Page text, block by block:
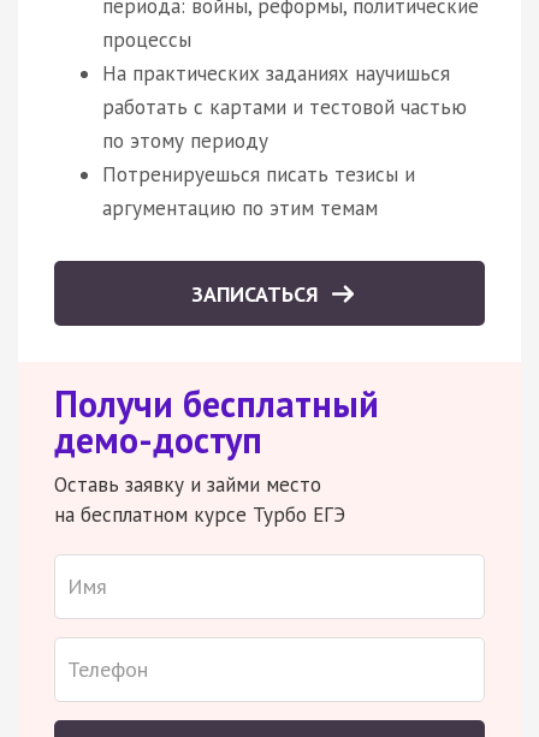
периода: войны, реформы, политические
процессы
На практических заданиях научишься
работать с картами и тестовой частью
по этому периоду
Потренируешься писать тезисы и
аргументацию по этим темам
ЗАПИСАТЬСЯ
Получи бесплатный
демо-доступ
Оставь заявку и займи место
на бесплатном курсе Турбо ЕГЭ